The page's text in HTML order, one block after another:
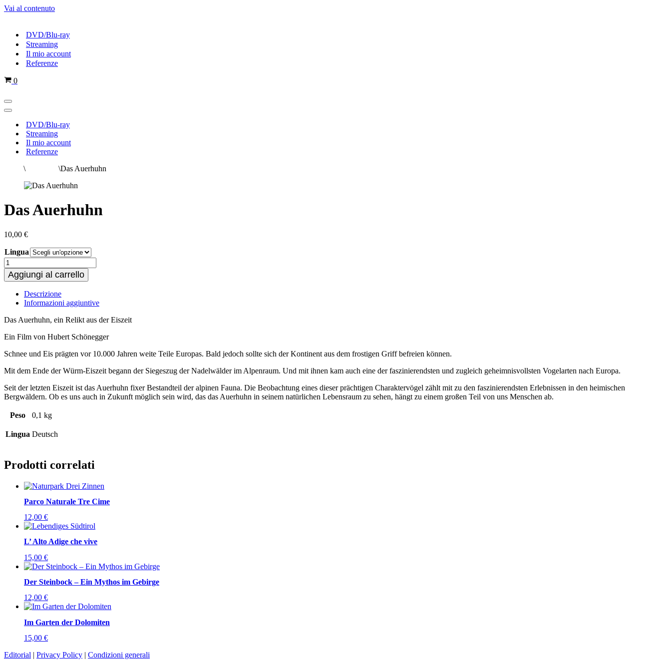
Vai al contenuto
DVD/Blu-ray
Streaming
Il mio account
Referenze
Carrello
0
Menu
di
Menu
navigazioneDVD/Blu-ray
Streaming
Il mio account
Referenze
\ \Das Auerhuhn
Das Auerhuhn
10,00 €
Lingua
Das
Auerhuhn
quantità
Aggiungi al carrello
Descrizione
Informazioni aggiuntive
Das Auerhuhn, ein Relikt aus der Eiszeit
Ein Film von Hubert Schönegger
Schnee und Eis prägten vor 10.000 Jahren weite Teile Europas. Bald jedoch sollte sich der Kontinent aus dem frostigen Griff befreien können.
Mit dem Ende der Würm-Eiszeit begann der Siegeszug der Nadelwälder im Alpenraum. Und mit ihnen kam auch eine der faszinierendsten und zugleich geheimnisvollsten Vogelarten nach Europa.
Seit der letzten Eiszeit ist das Auerhuhn fixer Bestandteil der alpinen Fauna. Die Beobachtung eines dieser prächtigen Charaktervögel zählt mit zu den faszinierendsten Erlebnissen in den heimischen
Bergwäldern. Ob es uns auch in Zukunft möglich sein wird, das das Auerhuhn in seinem natürlichen Lebensraum zu sehen, hängt zu einem großen Teil von uns Menschen ab.
Peso 0,1 kg
Lingua Deutsch
Prodotti correlati
Parco Naturale Tre Cime
12,00 €
L’ Alto Adige che vive
15,00 €
Der Steinbock – Ein Mythos im Gebirge
12,00 €
Im Garten der Dolomiten
15,00 €
Editorial | Privacy Policy | Condizioni generali